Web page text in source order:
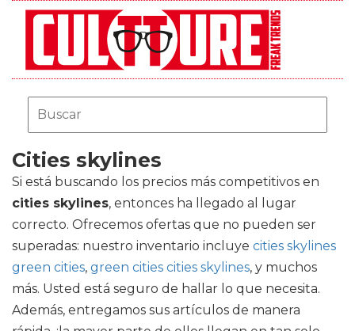
Cities skylines
Si está buscando los precios más competitivos en
cities skylines, entonces ha llegado al lugar
correcto. Ofrecemos ofertas que no pueden ser
superadas: nuestro inventario incluye cities skylines
green cities, green cities cities skylines, y muchos
más. Usted está seguro de hallar lo que necesita.
Además, entregamos sus artículos de manera